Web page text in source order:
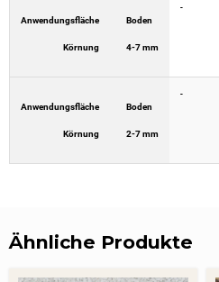
Anwendungsfläche Boden
Körnung 4-7 mm
-
Anwendungsfläche Boden
Körnung 2-7 mm
-
Ähnliche Produkte